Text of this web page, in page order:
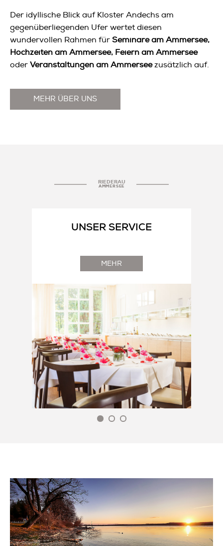
Der idyllische Blick auf Kloster Andechs am
gegenüberliegenden Ufer wertet diesen
wundervollen Rahmen für Seminare am Ammersee,
Hochzeiten am Ammersee, Feiern am Ammersee
oder Veranstaltungen am Ammerseezusätzlich auf.
MEHR ÜBER UNS
RIEDERAU
AMMERSEE
UNSER SERVICE
MEHR